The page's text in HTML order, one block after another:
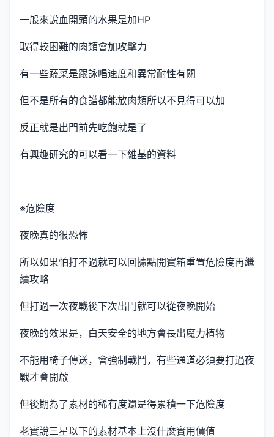
一般來說血開頭的水果是加HP
取得較困難的肉類會加攻擊力
有一些蔬菜是跟詠唱速度和異常耐性有關
但不是所有的食譜都能放肉類所以不見得可以加
反正就是出門前先吃飽就是了
有興趣研究的可以看一下維基的資料
※危險度
夜晚真的很恐怖
所以如果怕打不過就可以回據點開寶箱重置危險度再繼
續攻略
但打過一次夜戰後下次出門就可以從夜晚開始
夜晚的效果是，白天安全的地方會長出魔力植物
不能用椅子傳送，會強制戰鬥，有些通道必須要打過夜
戰才會開啟
但後期為了素材的稀有度還是得累積一下危險度
老實說三星以下的素材基本上沒什麼實用價值